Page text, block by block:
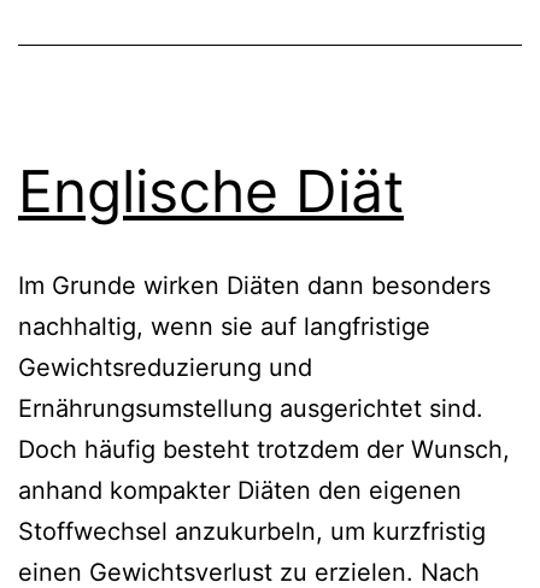
Englische Diät
Im Grunde wirken Diäten dann besonders
nachhaltig, wenn sie auf langfristige
Gewichtsreduzierung und
Ernährungsumstellung ausgerichtet sind.
Doch häufig besteht trotzdem der Wunsch,
anhand kompakter Diäten den eigenen
Stoffwechsel anzukurbeln, um kurzfristig
einen Gewichtsverlust zu erzielen. Nach